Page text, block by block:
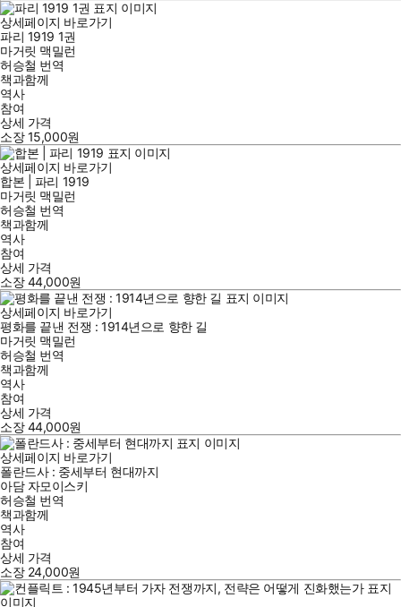
상세페이지 바로가기
파리 1919 1권
마거릿 맥밀런
허승철 번역
책과함께
역사
참여
상세 가격
소장15,000원
상세페이지 바로가기
합본 | 파리 1919
마거릿 맥밀런
허승철 번역
책과함께
역사
참여
상세 가격
소장44,000원
상세페이지 바로가기
평화를 끝낸 전쟁 : 1914년으로 향한 길
마거릿 맥밀런
허승철 번역
책과함께
역사
참여
상세 가격
소장44,000원
상세페이지 바로가기
폴란드사 : 중세부터 현대까지
아담 자모이스키
허승철 번역
책과함께
역사
참여
상세 가격
소장 24,000원